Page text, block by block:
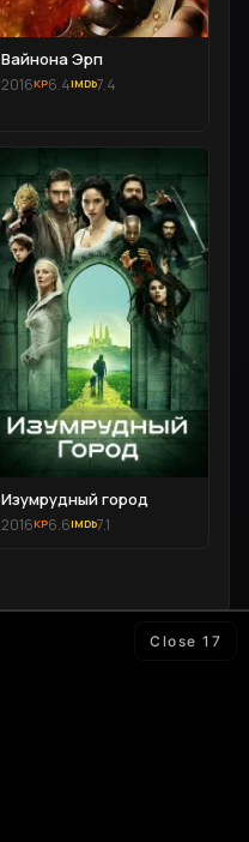
Вайнона Эрп
2016 6.4 7.4
Изумрудный город
2016 6.6 7.1
Close 16